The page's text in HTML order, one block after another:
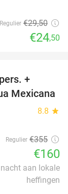
Regulier €29,50
€24,50
+
Mexicana
8.8 star
Regulier €355
€160
aan lokale
heffingen